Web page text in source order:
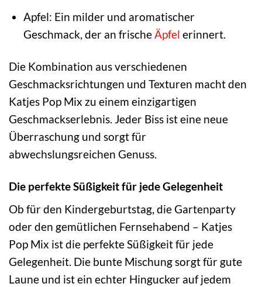
Apfel: Ein milder und aromatischer
Geschmack, der an frischeÄpfel erinnert.
Die Kombination aus verschiedenen
Geschmacksrichtungen und Texturen macht den
Katjes Pop Mix zu einem einzigartigen
Geschmackserlebnis. Jeder Biss ist eine neue
Überraschung und sorgt für
abwechslungsreichen Genuss.
Die perfekte Süßigkeit für jede Gelegenheit
Ob für den Kindergeburtstag, die Gartenparty
oder den gemütlichen Fernsehabend – Katjes
Pop Mix ist die perfekte Süßigkeit für jede
Gelegenheit. Die bunte Mischung sorgt für gute
Laune und ist ein echter Hingucker auf jedem